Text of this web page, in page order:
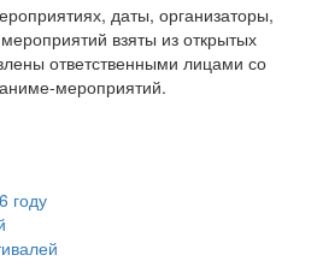
даты, организаторы,
взяты из открытых
ответственными лицами со
мероприятий.
году